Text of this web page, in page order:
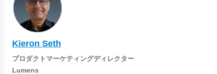
Kieron Seth
プロダクトマーケティングディレクター
Lumens